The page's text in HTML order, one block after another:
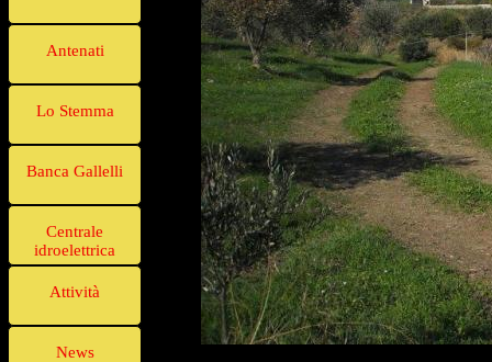
Antenati
Lo Stemma
Banca Gallelli
Centrale
idroelettrica
Attività
News